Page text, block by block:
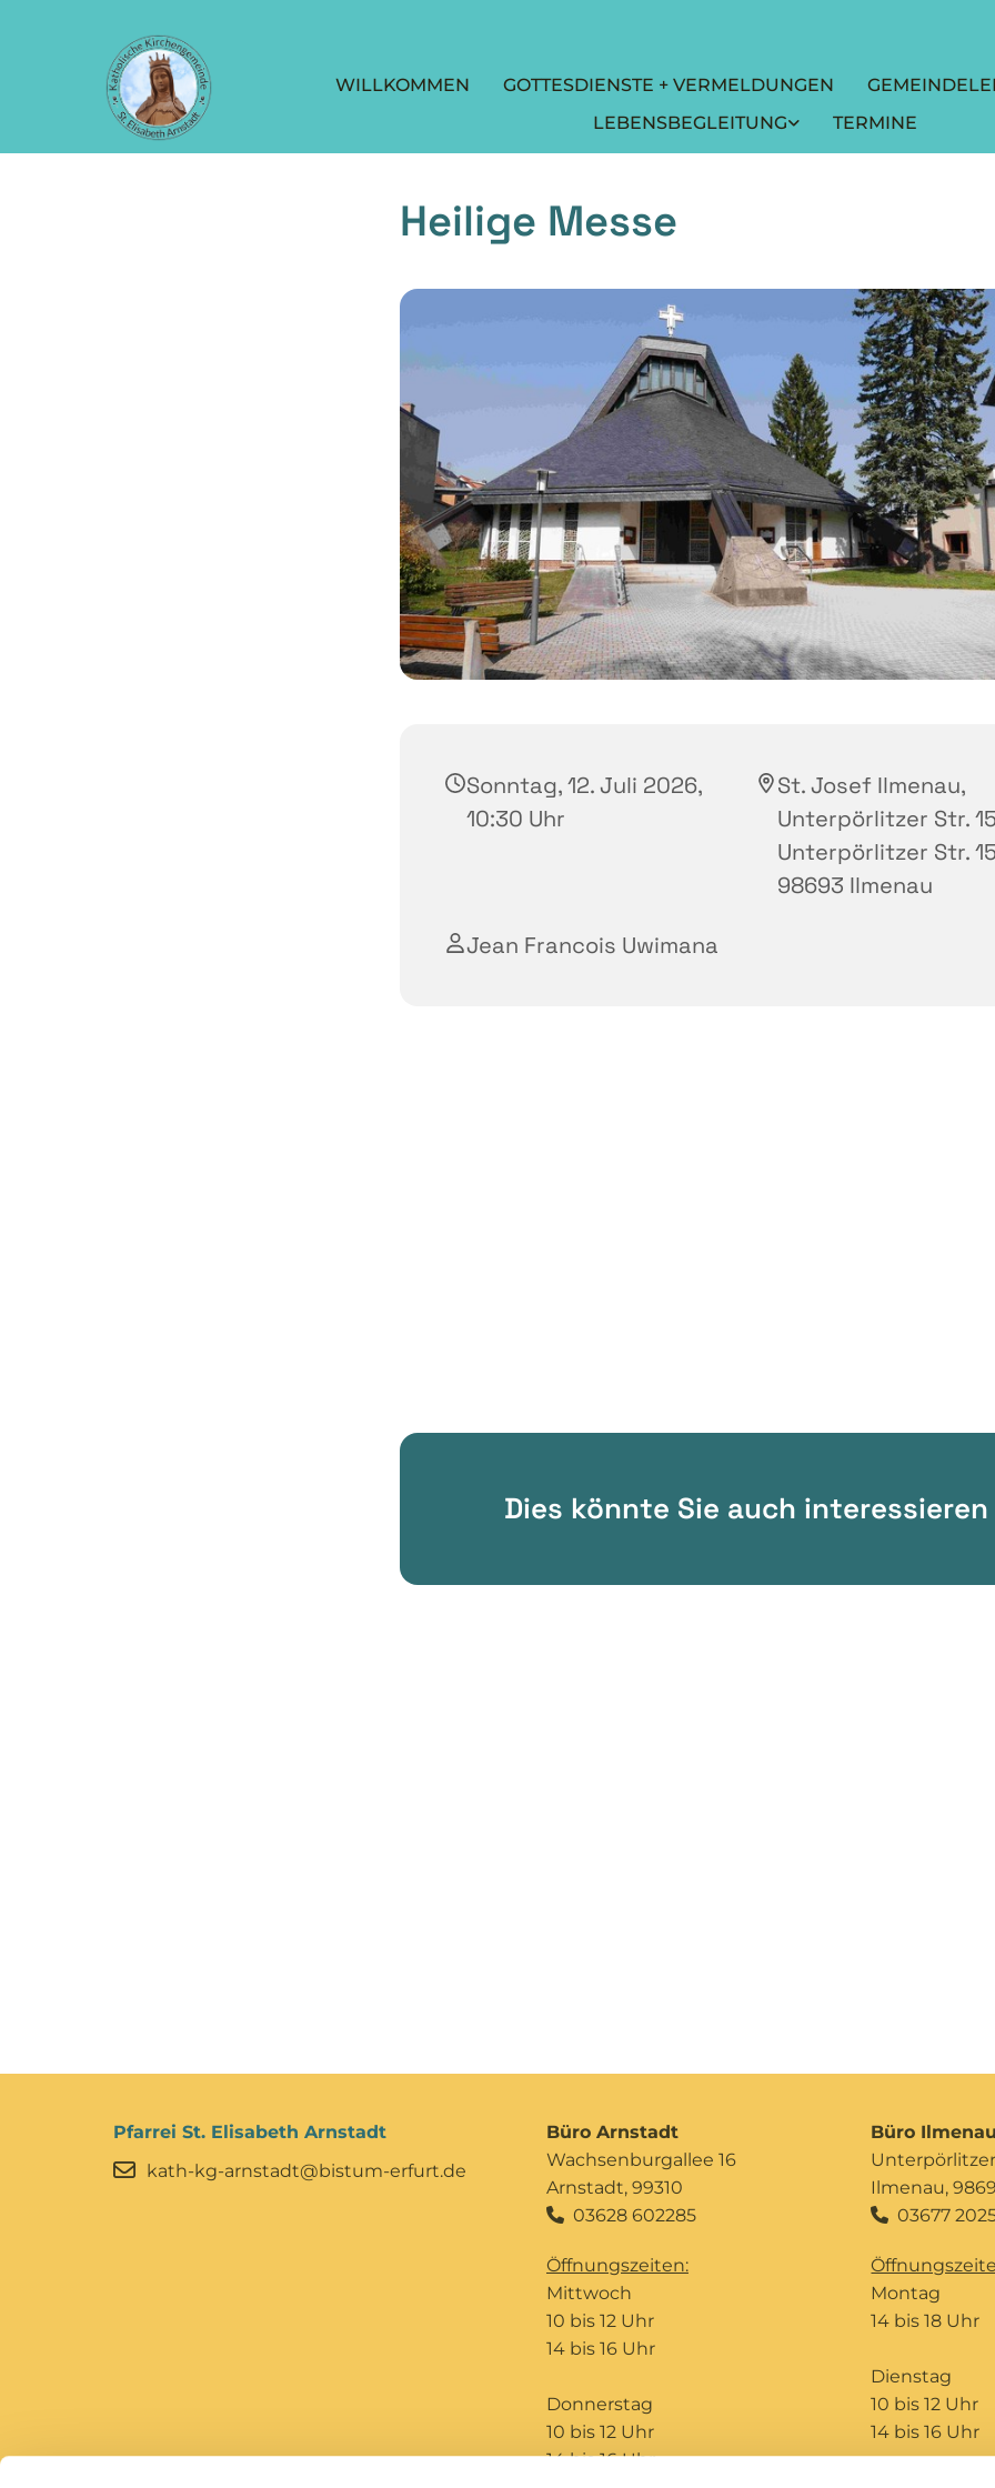
WILLKOMMEN GOTTESDIENSTE + VERMELDUNGEN
LEBENSBEGLEITUNG
TERMINE
Heilige Messe
Sonntag, 12. Juli 2026,
10:30 Uhr
St. Josef Ilmenau,
Unterpörlitzer Str.
Unterpörlitzer Str.
98693 Ilmenau
Jean Francois Uwimana
Dies könnte Sie auch interessieren
Pfarrei St. Elisabeth Arnstadt
kath-kg-arnstadt@bistum-erfurt.de
Büro Arnstadt
Wachsenburgallee 16
Arnstadt, 99310
03628 602285
Öffnungszeiten:
Mittwoch
10 bis 12 Uhr
14 bis 16 Uhr
Donnerstag
10 bis 12 Uhr
14 bis 16 Uhr
Büro
Unterpörlitzer
Ilmenau,
 03677
Montag
14 bis 18 Uhr
Dienstag
10 bis 12 Uhr
14 bis 16 Uhr